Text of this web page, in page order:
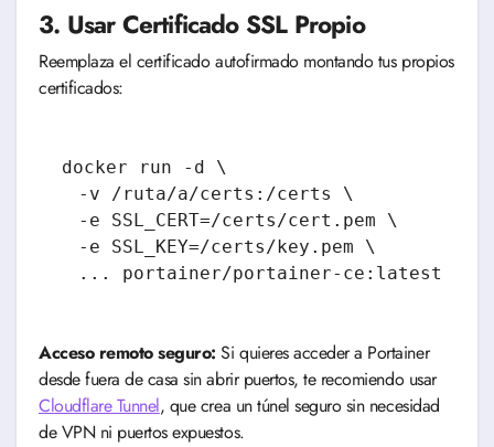
3. Usar Certificado SSL Propio
Reemplaza el certificado autofirmado montando tus propios
certificados:
docker run -d \
  -v /ruta/a/certs:/certs \
  -e SSL_CERT=/certs/cert.pem \
  -e SSL_KEY=/certs/key.pem \
Acceso remoto seguro: Si quieres acceder a Portainer
desde fuera de casa sin abrir puertos, te recomiendo usar
Cloudflare Tunnel, que crea un túnel seguro sin necesidad
de VPN ni puertos expuestos.